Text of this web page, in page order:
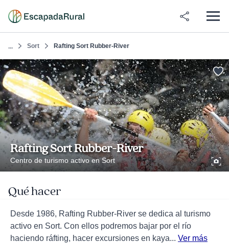
... Sort Rafting Sort Rubber-River
Rafting Sort Rubber-River
Centro de turismo activo en Sort
Qué hacer
Desde 1986, Rafting Rubber-River se dedica al turismo
activo en Sort. Con ellos podremos bajar por el río
haciendo ráfting, hacer excursiones en kaya... Ver más